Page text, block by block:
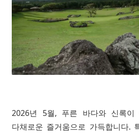
2026년 5월, 푸른 바다와 신록이
다채로운 즐거움으로 가득합니다.